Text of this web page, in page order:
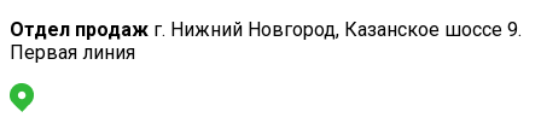
Отдел продаж г. Нижний Новгород, Казанское шоссе 9.
Первая линия